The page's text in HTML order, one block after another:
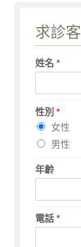
求診
姓名*
性別*
女性
男性
年齡
電話*